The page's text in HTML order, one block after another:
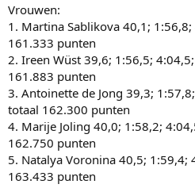
Vrouwen:
1. Martina Sablikova 40,1;
161.333 punten
2. Ireen Wüst 39,6; 1:56,5;
161.883 punten
3. Antoinette de Jong 39,3;
totaal 162.300 punten
4. Marije Joling 40,0; 1:58,2;
162.750 punten
5. Natalya Voronina 40,5;
163.433 punten